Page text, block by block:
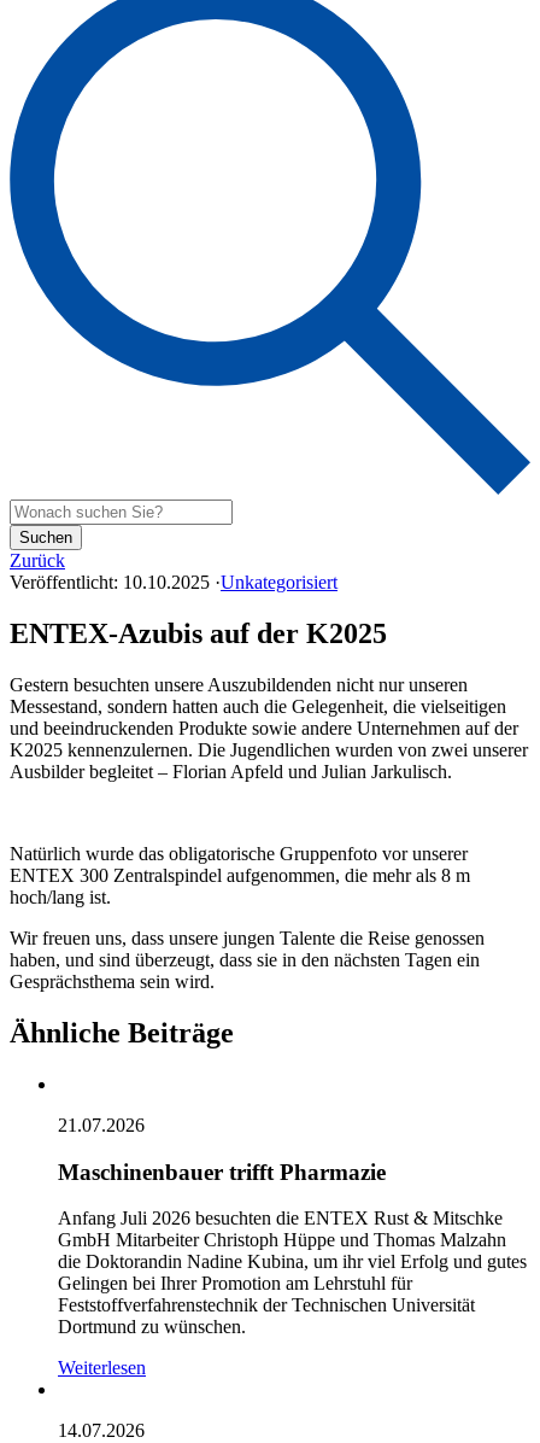
Suchen
Zurück
Veröffentlicht: 10.10.2025 ·Unkategorisiert
ENTEX-Azubis auf der K2025
Gestern besuchten unsere Auszubildenden nicht nur unseren
Messestand, sondern hatten auch die Gelegenheit, die vielseitigen
und beeindruckenden Produkte sowie andere Unternehmen auf der
K2025 kennenzulernen. Die Jugendlichen wurden von zwei unserer
Ausbilder begleitet – Florian Apfeld und Julian Jarkulisch.
Natürlich wurde das obligatorische Gruppenfoto vor unserer
ENTEX 300 Zentralspindel aufgenommen, die mehr als 8 m
hoch/lang ist.
Wir freuen uns, dass unsere jungen Talente die Reise genossen
haben, und sind überzeugt, dass sie in den nächsten Tagen ein
Gesprächsthema sein wird.
Ähnliche Beiträge
21.07.2026
Maschinenbauer trifft Pharmazie
Anfang Juli 2026 besuchten die ENTEX Rust & Mitschke
GmbH Mitarbeiter Christoph Hüppe und Thomas Malzahn
die Doktorandin Nadine Kubina, um ihr viel Erfolg und gutes
Gelingen bei Ihrer Promotion am Lehrstuhl für
Feststoffverfahrenstechnik der Technischen Universität
Dortmund zu wünschen.
Weiterlesen
14.07.2026